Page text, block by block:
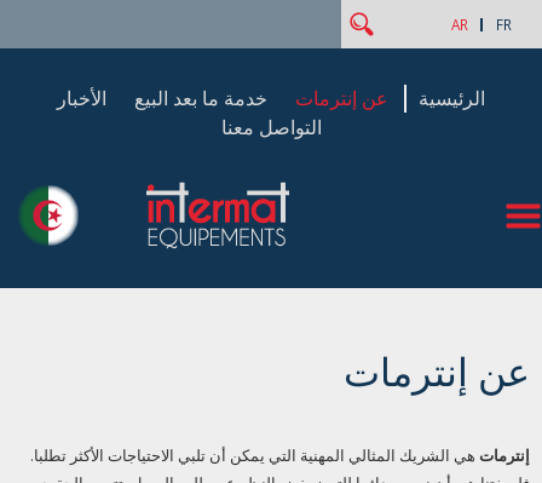
استمارة البحث
‏بحث ‏ FR
AR
الرئيسية عن إنترمات خدمة ما بعد البيع
الأخبار
التواصل معنا
عن إنترمات
إنترمات هي الشريك المثالي المهنية التي يمكن أن تلبي الاحتياجات الأكثر تطلبا.